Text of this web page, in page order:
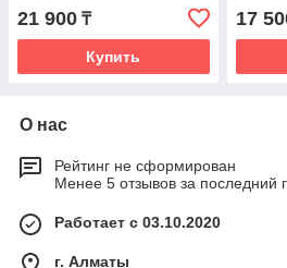
21 900 ₸
Купить
17
О нас
Рейтинг не сформирован
Менее 5 отзывов за последний
Работает с 03.10.2020
г. Алматы